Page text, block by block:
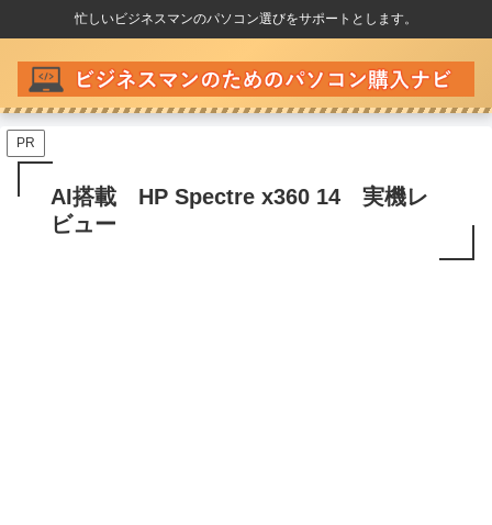
忙しいビジネスマンのパソコン選びをサポートとします。
PR
AI搭載 HP Spectre x360 14 実機レ
ビュー